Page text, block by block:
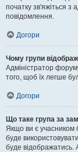
початку зв'яжіться з
повідомлення.
Догори
Чому групи
Адміністратор
того, щоб їх легше
Догори
Що таке група за
Якщо ви є учасником
буде
буде відображатись.